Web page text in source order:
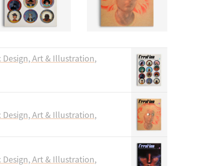
Art & Illustration,
Art & Illustration,
Art & Illustration,